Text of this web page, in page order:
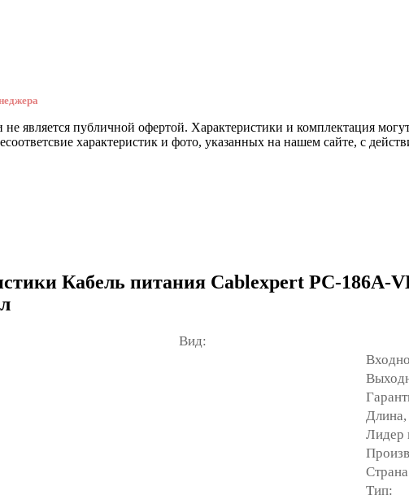
является публичной офертой. Характеристики и комплектация
характеристик и фото, указанных на нашем сайте, с
Кабель питания Cablexpert PC-186A-
Вид:
Лидер
Тип: